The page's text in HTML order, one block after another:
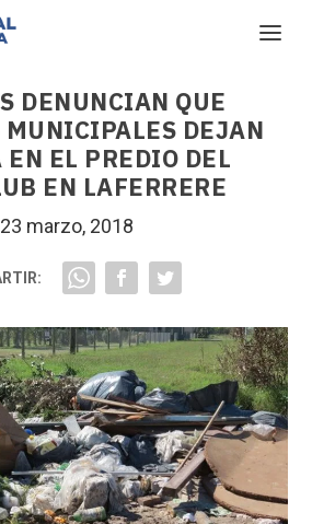
DENUNCIAN QUE
MUNICIPALES DEJAN
EN EL PREDIO DEL
EN LAFERRERE
23 marzo, 2018